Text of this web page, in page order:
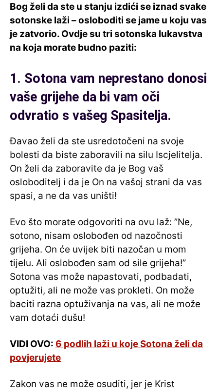
Bog želi da ste u stanju izdići se iznad svake
sotonske laži – osloboditi se jame u koju vas
je zatvorio. Ovdje su tri sotonska lukavstva
na koja morate budno paziti:
1. Sotona vam neprestano donosi
vaše grijehe da bi vam oči
odvratio s vašeg Spasitelja.
Đavao želi da ste usredotočeni na svoje
bolesti da biste zaboravili na silu Iscjelitelja.
On želi da zaboravite da je Bog vaš
osloboditelj i da je On na vašoj strani da vas
spasi, a ne da vas uništi!
Evo što morate odgovoriti na ovu laž: ”Ne,
sotono, nisam oslobođen od nazočnosti
grijeha. On će uvijek biti nazočan u mom
tijelu. Ali oslobođen sam od sile grijeha!”
Sotona vas može napastovati, podbadati,
optužiti, ali ne može vas prokleti. On može
baciti razna optuživanja na vas, ali ne može
vam dotaći dušu!
VIDI OVO: 6 podlih laži u koje Sotona želi da
povjerujete
Zakon vas ne može osuditi, jer je Krist